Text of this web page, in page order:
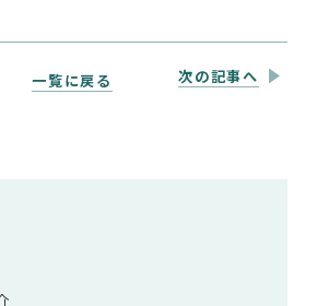
一覧に戻る 次の記事へ